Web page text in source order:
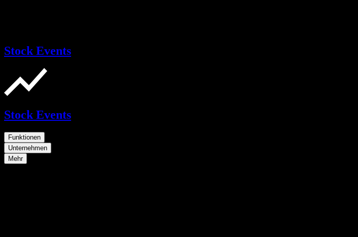
Stock Events
Stock Events
Funktionen
Unternehmen
Mehr